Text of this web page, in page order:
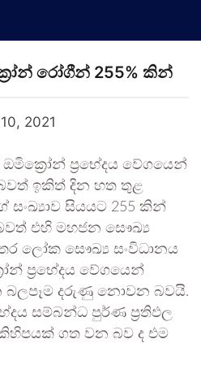
රෝගීන් 255% කින්
2021
ප්‍රභේදය වේගයෙන්
ඉකිත් දින හත තුළ
සියයට 255 කින්
එහි මහජන සෞඛ්‍ය
ලෝක සෞඛ්‍ය සංවිධානය
ප්‍රභේදය වේගයෙන්
බලපෑම දරුණු නොවන බවයි.
සම්බන්ධ පුර්ණ ප්‍රතිඵල
ගත වන බව ද එම